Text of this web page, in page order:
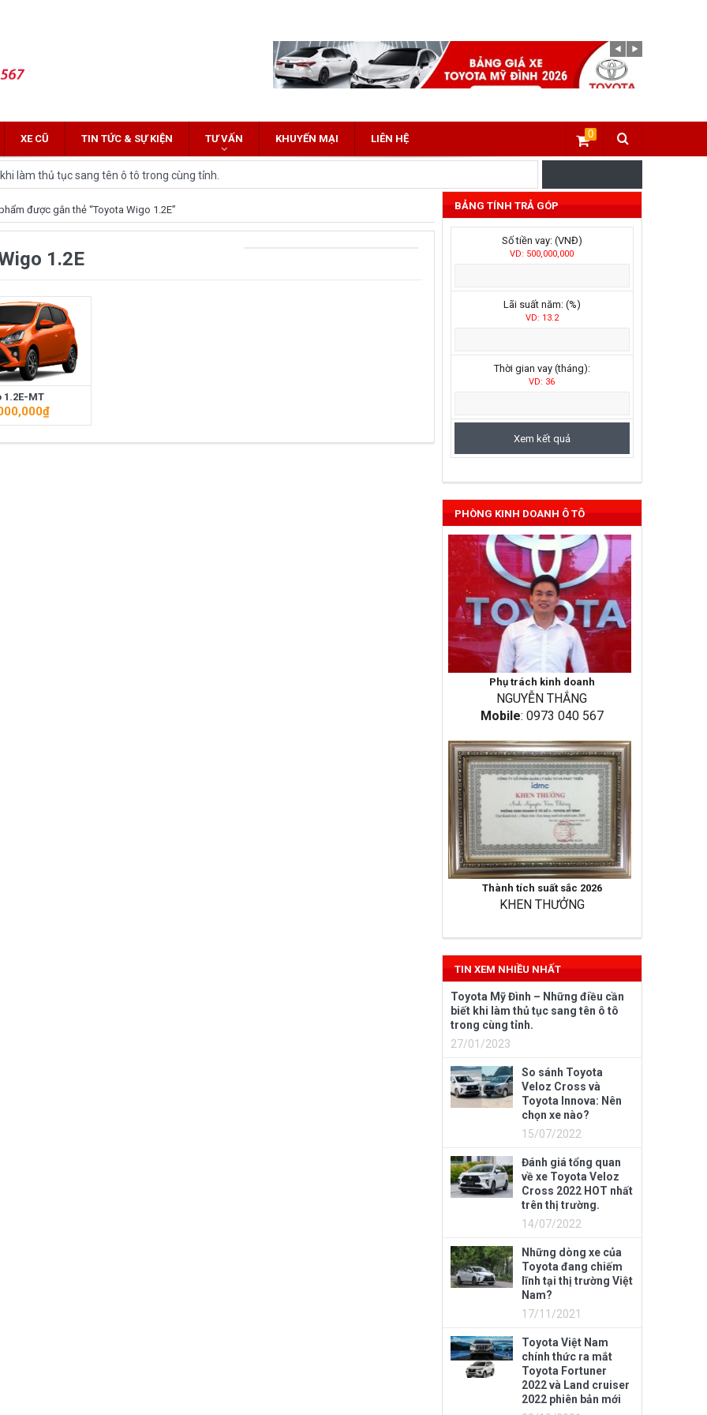
XE CŨ TIN TỨC & SỰ KIỆN TƯ VẤN KHUYẾN MẠI LIÊN HỆ 0
làm thủ tục sang tên ô tô trong cùng tỉnh.
Nên chọn xe nào?
Cross 2022 HOT nhất trên thị trường.
tại thị trường Việt Nam?
hứa hẹn nhiều đột phá
Cruiser 2021 vừa được ra mắt tại Việt Nam
trên thị trường Việt Nam hiện nay.
CX-5 trong phân khúc C – SUV?
được gắn thẻ “Toyota Wigo 1.2E”
1.2E
1.2E-MT
₫
BẢNG TÍNH TRẢ GÓP
Số tiền vay: (VNĐ)
VD: 500,000,000
Lãi suất năm: (%)
VD: 13.2
Thời gian vay (tháng):
VD: 36
PHÒNG KINH DOANH Ô TÔ
Phụ trách kinh doanh
NGUYỄN THẮNG
Mobile: 0973 040 567
Thành tích suất sắc 2026
KHEN THƯỞNG
TIN XEM NHIỀU NHẤT
Toyota Mỹ Đình – Những điều cần
biết khi làm thủ tục sang tên ô tô
trong cùng tỉnh.
27/01/2023
So sánh Toyota
Veloz Cross và
Toyota Innova: Nên
chọn xe nào?
15/07/2022
Đánh giá tổng quan
về xe Toyota Veloz
Cross 2022 HOT nhất
trên thị trường.
14/07/2022
Những dòng xe của
Toyota đang chiếm
lĩnh tại thị trường Việt
Nam?
17/11/2021
Toyota Việt Nam
chính thức ra mắt
Toyota Fortuner
2022 và Land cruiser
2022 phiên bản mới